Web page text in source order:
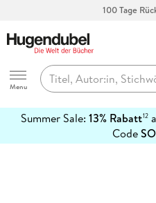
100 Tage
Hugendubel
Menu
Summer Sale: 13% Rabatt12
Code
erfahren